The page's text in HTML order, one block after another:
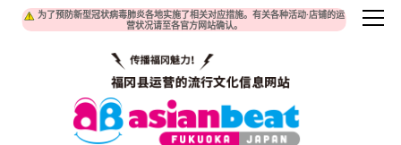
为了预防新型冠状病毒肺炎各地实施了相关对应措施。有关各种活动·店铺的运
营状况请至各官方网站确认。